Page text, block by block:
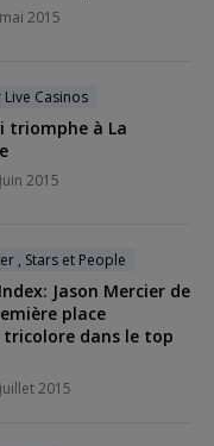
2015
Casinos
triomphe à La
2015
, Stars et People
Jason Mercier de
place
tricolore dans le top
2015